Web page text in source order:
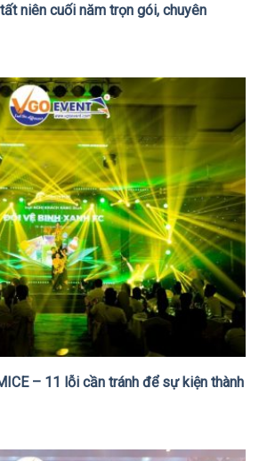
niên cuối năm trọn gói, chuyên
– 11 lỗi cần tránh để sự kiện thành